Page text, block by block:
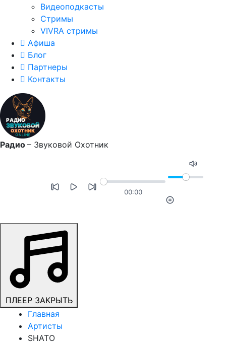
Видеоподкасты
Стримы
VIVRA стримы
Афиша
Блог
Партнеры
Контакты
Радио – Звуковой Охотник
00:00
ПЛЕЕР ЗАКРЫТЬ
Главная
Артисты
SHATO